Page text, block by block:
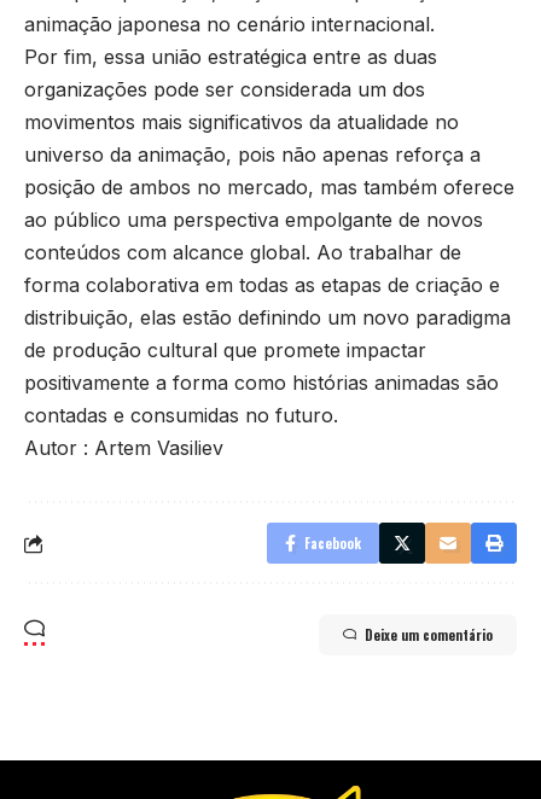
animação japonesa no cenário internacional.
Por fim, essa união estratégica entre as duas
organizações pode ser considerada um dos
movimentos mais significativos da atualidade no
universo da animação, pois não apenas reforça a
posição de ambos no mercado, mas também oferece
ao público uma perspectiva empolgante de novos
conteúdos com alcance global. Ao trabalhar de
forma colaborativa em todas as etapas de criação e
distribuição, elas estão definindo um novo paradigma
de produção cultural que promete impactar
positivamente a forma como histórias animadas são
contadas e consumidas no futuro.
Autor : Artem Vasiliev
Facebook
Deixe um comentário